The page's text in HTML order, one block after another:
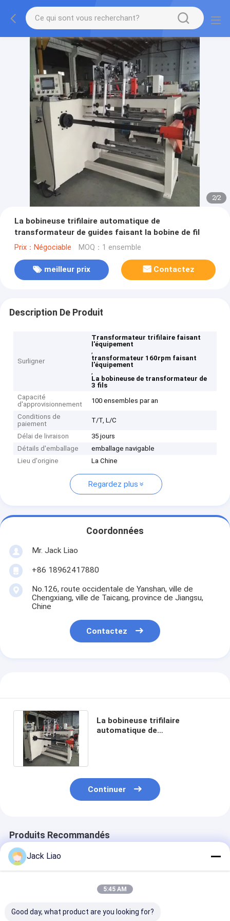
2/2
La bobineuse trifilaire automatique de
transformateur de guides faisant la bobine de fil
Prix：Négociable MOQ：1 ensemble
meilleur prix Contactez
Description De Produit
Surligner
Transformateur trifilaire faisant
l'équipement
,
transformateur 160rpm faisant
l'équipement
,
La bobineuse de transformateur de
3 fils
Capacité
d'approvisionnement
100 ensembles par an
Conditions de
paiement
T/T, L/C
Délai de livraison
35 jours
Détails d'emballage
emballage navigable
Lieu d'origine
La Chine
Regardez plus
Coordonnées
Mr. Jack Liao
+86 18962417880
No.126, route occidentale de Yanshan, ville de
Chengxiang, ville de Taicang, province de Jiangsu,
Chine
Contactez
La bobineuse trifilaire
automatique de
Continuer
Produits Recommandés
Jack Liao
5:45 AM
Good day, what product are you looking for?